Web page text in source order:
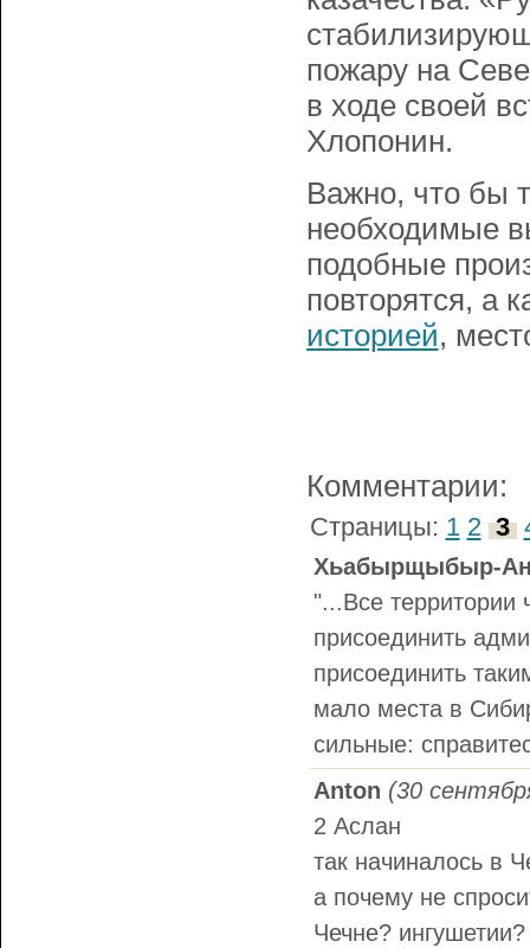
пожару на
в ходе своей
Хлопонин.
Важно, что бы
необходимые
подобные
повторятся, а
историей,
Комментарии:
Страницы: 1 2 3
Хьабырщыбыр-
"...Все территории
присоединить
присоединить
мало места в
сильные:
Anton (30
2 Аслан
так начиналось в
а почему не
Чечне?